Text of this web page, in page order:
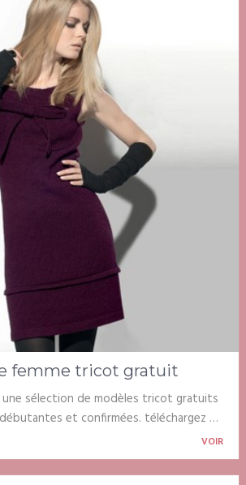
femme tricot gratuit
sélection de modèles tricot gratuits
et confirmées. téléchargez …
VOIR